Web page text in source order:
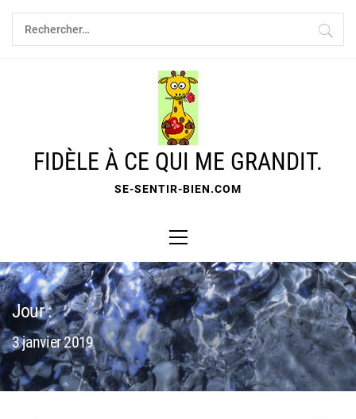
Skip
content
Rechercher :
FIDÈLE À CE QUI ME GRANDIT.
SE-SENTIR-BIEN.COM
Menu
Jour :
3 janvier 2019